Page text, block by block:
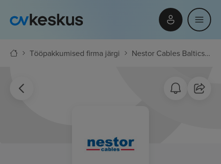
Tööpakkumised firma järgi Nestor Cables Baltics OÜ